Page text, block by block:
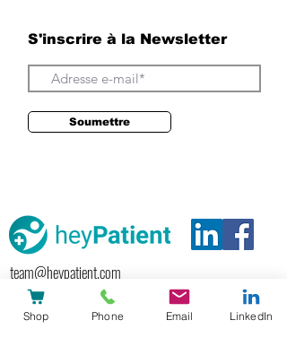
santé connecté
S'inscrire à la Newsletter
Soumettre
team@heypatient.com
Shop Phone Email LinkedIn